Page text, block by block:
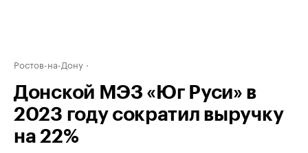
Ростов-на-Дону
Донской МЭЗ «Юг Руси» в
2023 году сократил выручку
на 22%